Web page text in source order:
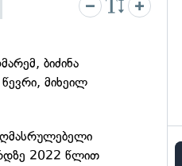
ბიძინა
წევრი, მიხეილ
2022 წლით